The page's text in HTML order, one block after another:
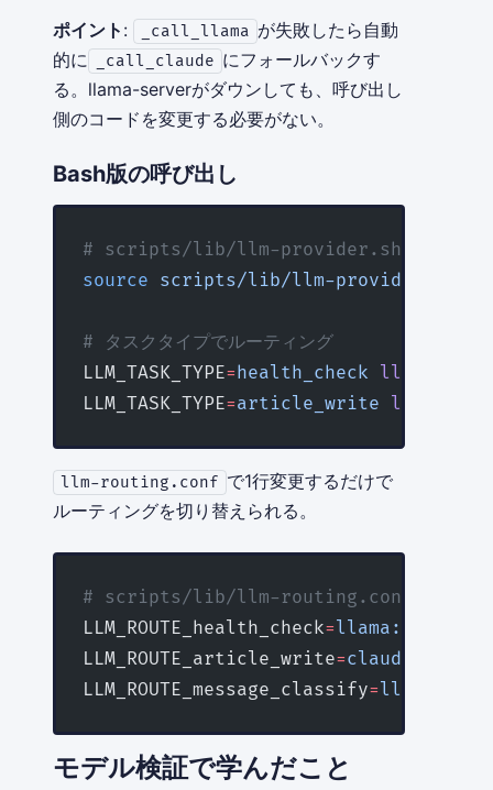
ポイント : _call_llama が失敗したら自動
的に
_call_claude にフォールバックす
る。llama-serverがダウンしても、呼び出し
側のコードを変更する必要がない。
Bash版の呼び出し
# scripts/lib/llm-provider.sh
source scripts/lib/llm-provider.sh
# タスクタイプでルーティング
LLM_TASK_TYPE=health_check llm_call
LLM_TASK_TYPE=article_write llm_call
llm-routing.conf で1行変更するだけで
ルーティングを切り替えられる。
# scripts/lib/llm-routing.conf
LLM_ROUTE_health_check=llama:27b
LLM_ROUTE_article_write=claude:opus
LLM_ROUTE_message_classify=llama:27b
モデル検証で学んだこと